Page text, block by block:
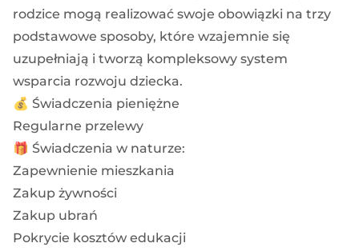
rodzice mogą realizować swoje obowiązki na trzy
podstawowe sposoby, które wzajemnie się
uzupełniają i tworzą kompleksowy system
wsparcia rozwoju dziecka.
💰 Świadczenia pieniężne
Regularne przelewy
🎁 Świadczenia w naturze:
Zapewnienie mieszkania
Zakup żywności
Zakup ubrań
Pokrycie kosztów edukacji